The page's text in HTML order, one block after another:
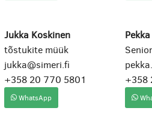
Jukka Koskinen
tõstukite müük
jukka@simeri.fi
+358 20 770 5801
WhatsApp
+358